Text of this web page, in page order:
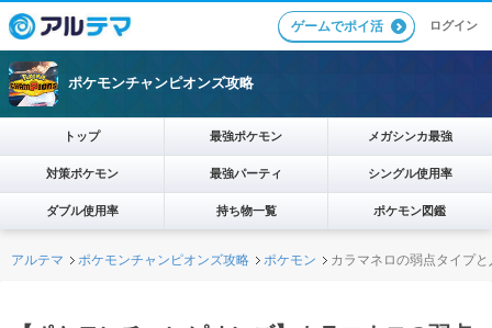
ゲームでポイ活 ログイン
ポケモンチャンピオンズ攻略
トップ 最強ポケモン メガシンカ最強
対策ポケモン 最強パーティ シングル使用率
ダブル使用率 持ち物一覧 ポケモン図鑑
アルテマ ポケモンチャンピオンズ攻略 ポケモン カラマネロの弱点タイプ